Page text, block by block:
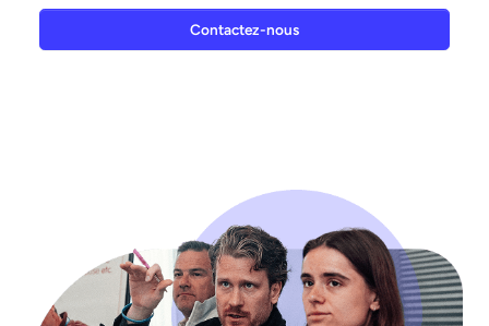
Contactez-nous